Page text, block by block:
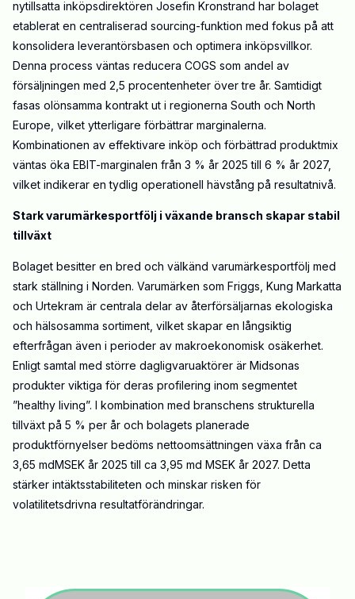
nytillsatta inköpsdirektören Josefin Kronstrand har bolaget
etablerat en centraliserad sourcing-funktion med fokus på att
konsolidera leverantörsbasen och optimera inköpsvillkor.
Denna process väntas reducera COGS som andel av
försäljningen med 2,5 procentenheter över tre år. Samtidigt
fasas olönsamma kontrakt ut i regionerna South och North
Europe, vilket ytterligare förbättrar marginalerna.
Kombinationen av effektivare inköp och förbättrad produktmix
väntas öka EBIT-marginalen från 3 % år 2025 till 6 % år 2027,
vilket indikerar en tydlig operationell hävstång på resultatnivå.
Stark varumärkesportfölj i växande bransch skapar stabil
tillväxt
Bolaget besitter en bred och välkänd varumärkesportfölj med
stark ställning i Norden. Varumärken som Friggs, Kung Markatta
och Urtekram är centrala delar av återförsäljarnas ekologiska
och hälsosamma sortiment, vilket skapar en långsiktig
efterfrågan även i perioder av makroekonomisk osäkerhet.
Enligt samtal med större dagligvaruaktörer är Midsonas
produkter viktiga för deras profilering inom segmentet
”healthy living”. I kombination med branschens strukturella
tillväxt på 5 % per år och bolagets planerade
produktförnyelser bedöms nettoomsättningen växa från ca
3,65 mdMSEK år 2025 till ca 3,95 md MSEK år 2027. Detta
stärker intäktsstabiliteten och minskar risken för
volatilitetsdrivna resultatförändringar.